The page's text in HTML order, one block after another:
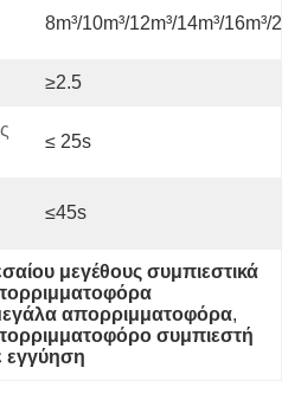
8m³/10m³/12m³/14m³/16m³/
≥2.5
≤ 25s
≤45s
μεγέθους συμπιεστικά
απορριμματοφόρα,
συμπιεστή
εγγύηση